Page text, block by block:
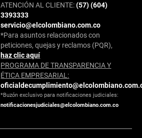
ATENCIÓN AL CLIENTE:(57) (604)
3393333
servicio@elcolombiano.com.co
*Para asuntos relacionados con
peticiones, quejas y reclamos (PQR),
haz clic aquí
PROGRAMA DE TRANSPARENCIA Y
ÉTICA EMPRESARIAL:
*Buzón exclusivo para notificaciones judiciales:
notificacionesjudiciales@elcolombiano.com.co